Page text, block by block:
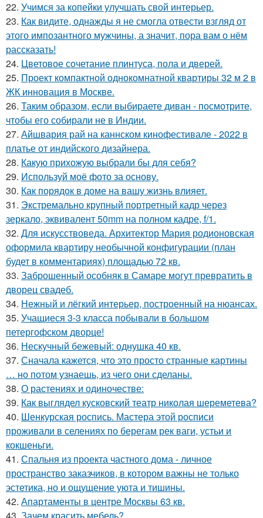
22. Учимся за копейки улучшать свой интерьер.
23. Как видите, однажды я не смогла отвести взгляд от
этого импозантного мужчины, а значит, пора вам о нём
рассказать!
24. Цветовое сoчетание плинтуса, пола и дверей.
25. Проект компактной однокомнатной квартиры 32 м 2 в
ЖК инновация в Москве.
26. Таким образом, если выбираете диван - посмотрите,
чтобы его собирали не в Индии.
27. Айшвария рай на каннском кинофестивале - 2022 в
платье от индийского дизайнера.
28. Какую прихожую выбрали бы для себя?
29. Используй моё фото за основу.
30. Как порядок в доме на вашу жизнь влияет.
31. Экстремально крупный портретный кадр через
зеркало, эквивалент 50mm на полном кадре, f/1.
32. Для искусствоведа. Архитектор Мария родионовская
оформила квартиру необычной конфигурации (план
будет в комментариях) площадью 72 кв.
33. Заброшенный особняк в Самаре могут превратить в
дворец свадеб.
34. Нежный и лёгкий интерьер, построенный на нюансах.
35. Учащиеся 3-3 класса побывали в большом
петергофском дворце!
36. Нескучный бежевый: однушка 40 кв.
37. Сначала кажется, что это просто странные картины
… но потом узнаешь, из чего они сделаны.
38. О растениях и одиночестве:
39. Как выглядел кусковский театр николая шереметева?
40. Шенкурская роспись. Мастера этой росписи
проживали в селениях по берегам рек ваги, устьи и
кокшеньги.
41. Спальня из проекта частного дома - личное
пространство заказчиков, в котором важны не только
эстетика, но и ощущение уюта и тишины.
42. Апартаменты в центре Москвы 63 кв.